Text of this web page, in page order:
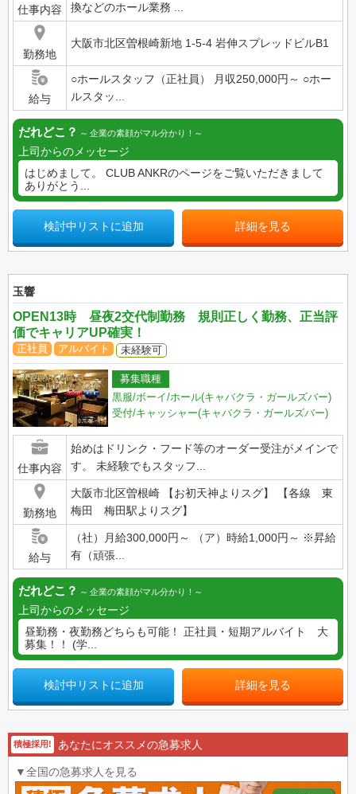
仕事内容
換などのホール業務 ...
勤務地
大阪市北区曽根崎新地 1-5-4 岩伸スプレッドビルB1
給与
○ホールスタッフ（正社員） 月収250,000円～ ○ホー
ルスタッ...
だれどこ？ 企業の素顔がマル分かり！
上司からのメッセージ
はじめまして。 CLUB ANKRのページをご覧いただきまして
ありがとう...
検討中リストに追加 詳細を見る
玉響
OPEN13時 昼夜2交代制勤務 規則正しく勤務、正当評
価でキャリアUP確実！
正社員 アルバイト 未経験可
募集職種
黒服/ボーイ/ホール(キャバクラ・ガールズバー)
受付/キャッシャー(キャバクラ・ガールズバー)
仕事内容
始めはドリンク・フード等のオーダー受注がメインで
す。 未経験でもスタッフ...
勤務地
大阪市北区曽根崎 【お初天神よりスグ】 【各線 東
梅田 梅田駅よりスグ】
給与
（社）月給300,000円～ （ア）時給1,000円～ ※昇給
有（頑張...
だれどこ？ 企業の素顔がマル分かり！
上司からのメッセージ
昼勤務・夜勤務どちらも可能！ 正社員・短期アルバイト 大
募集！！ (学...
検討中リストに追加 詳細を見る
積極採用! あなたにオススメの急募求人
▼全国の急募求人を見る